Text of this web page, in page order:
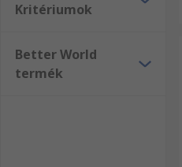
Kritériumok
Better World
termék